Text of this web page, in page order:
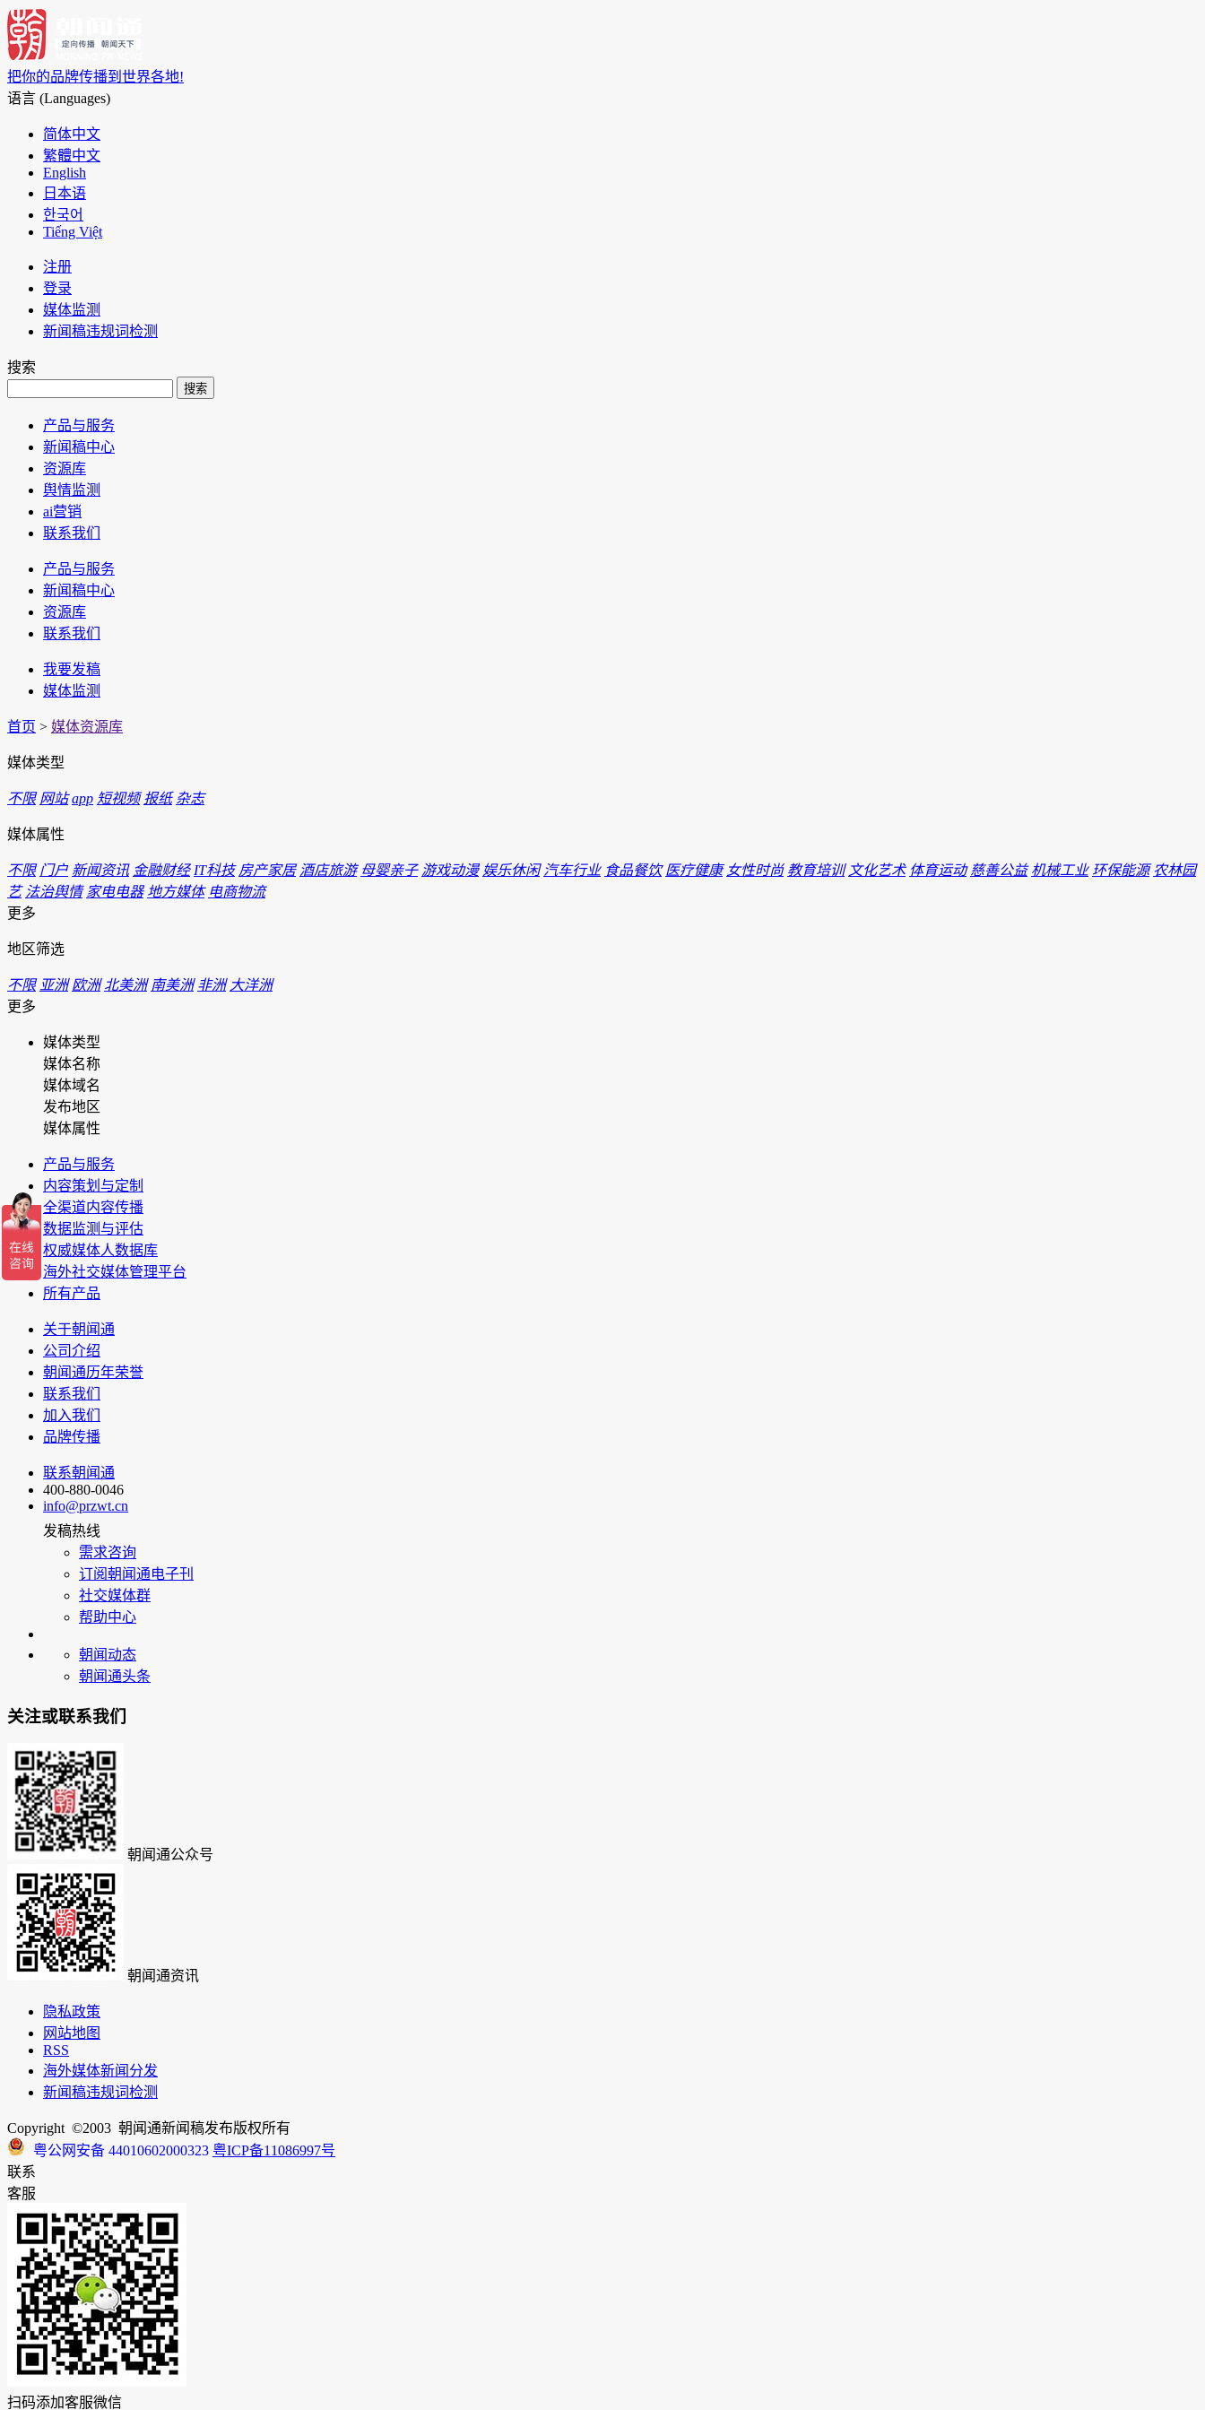
把你的品牌传播到世界各地!
语言 (Languages)
简体中文
繁體中文
English
日本语
한국어
Tiếng Việt
注册
登录
媒体监测
新闻稿违规词检测
搜索
搜索
产品与服务
新闻稿中心
资源库
舆情监测
ai营销
联系我们
产品与服务
新闻稿中心
资源库
联系我们
我要发稿
媒体监测
首页 > 媒体资源库
媒体类型
不限 网站 app 短视频 报纸 杂志
媒体属性
不限 门户 新闻资讯 金融财经 IT科技 房产家居 酒店旅游 母婴亲子 游戏动漫 娱乐休闲 汽车行业 食品餐饮 医疗健康 女性时尚 教育培训 文化艺术 体育运动 慈善公益 机械工业 环保能源 农林园
艺 法治舆情 家电电器 地方媒体 电商物流
更多
地区筛选
不限 亚洲 欧洲 北美洲 南美洲 非洲 大洋洲
更多
媒体类型
媒体名称
媒体域名
发布地区
媒体属性
产品与服务
内容策划与定制
全渠道内容传播
数据监测与评估
权威媒体人数据库
海外社交媒体管理平台
所有产品
关于朝闻通
公司介绍
朝闻通历年荣誉
联系我们
加入我们
品牌传播
联系朝闻通
400-880-0046
info@przwt.cn
发稿热线
需求咨询
订阅朝闻通电子刊
社交媒体群
帮助中心
朝闻动态
朝闻通头条
关注或联系我们
朝闻通公众号
朝闻通资讯
隐私政策
网站地图
RSS
海外媒体新闻分发
新闻稿违规词检测
Copyright ©2003 朝闻通新闻稿发布版权所有
粤公网安备 44010602000323 粤ICP备11086997号
联系
客服
扫码添加客服微信